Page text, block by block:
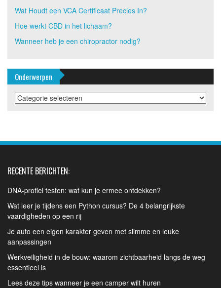
Wat Houdt een VCA Certificaat Precies In?
Hoe werkt CBD in het lichaam?
Wanneer heb je een chiropractor nodig?
Onderwerpen
Onderwerpen
RECENTE BERICHTEN:
DNA-profiel testen: wat kun je ermee ontdekken?
Wat leer je tijdens een Python cursus? De 4 belangrijkste
vaardigheden op een rij
Je auto een eigen karakter geven met slimme en leuke
aanpassingen
Werkveiligheid in de bouw: waarom zichtbaarheid langs de weg
essentieel is
Lees deze tips wanneer je een camper wilt huren